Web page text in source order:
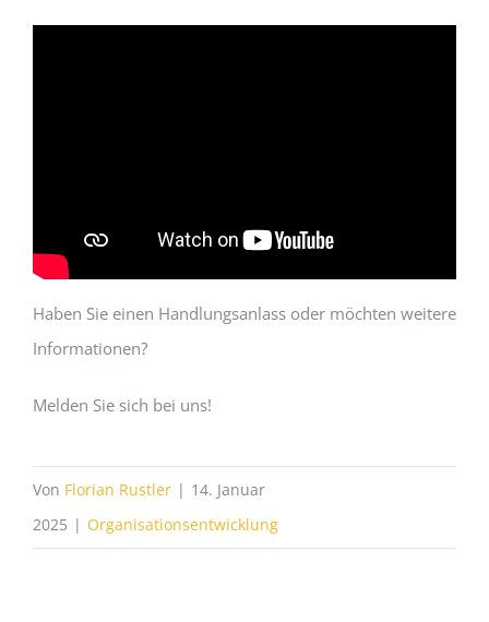
Haben Sie einen Handlungsanlass oder möchten weitere
Informationen?
Melden Sie sich bei uns!
Von Florian Rustler | 14. Januar
2025 | Organisationsentwicklung